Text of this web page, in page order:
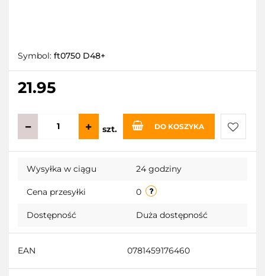
Symbol: ft0750 D48+
21.95
szt. DO KOSZYKA
Do
Wysyłka w ciągu 24 godziny
Cena przesyłki 0
Dostępność Duża dostępność
EAN 0781459176460